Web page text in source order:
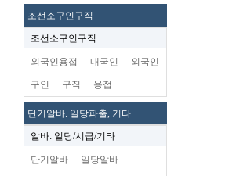
조선소구인구직
조선소구인구직
외국인용접 내국인 외국인
구인 구직 용접
단기알바. 일당파출, 기타
알바: 일당/시급/기타
단기알바 일당알바